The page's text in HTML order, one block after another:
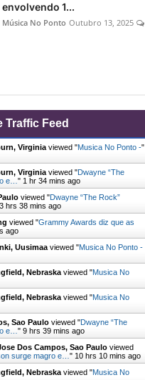
envolvendo 1...
Música No Ponto Outubro 13, 2025
Traffic Feed
Virginia viewed "Musica No Ponto -"
Virginia viewed "Dwayne “The
e… " 1 hr 34 mins ago
viewed "Dwayne “The Rock”
3 hrs 38 mins ago
viewed "Grammy Awards diz que as
ago
Uusimaa viewed "Musica No Ponto -
Nebraska viewed "Musica No
Nebraska viewed "Musica No
Sao Paulo viewed "Dwayne “The
e… " 9 hrs 39 mins ago
Dos Campos, Sao Paulo viewed
surge magro e… " 10 hrs 10 mins ago
Nebraska viewed "Musica No